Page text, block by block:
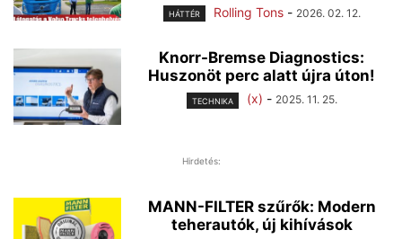
HÁTTÉR Rolling Tons - 2026. 02. 12.
Knorr-Bremse Diagnostics:
Huszonöt perc alatt újra úton!
TECHNIKA (x) - 2025. 11. 25.
Hirdetés:
MANN-FILTER szűrők: Modern
teherautók, új kihívások